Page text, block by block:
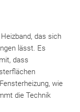
das sich
lässt. Es
dass
wie
die Technik